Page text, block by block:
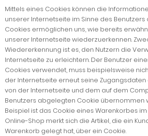
Mittels eines Cookies können die
unserer Internetseite im Sinne des
Cookies ermöglichen uns, wie bereits
unserer Internetseite wiederzuerkennen.
Wiedererkennung ist es, den Nutzern die
Internetseite zu erleichtern. Der Benutzer
Cookies verwendet, muss beispielsweise
der Internetseite erneut seine
von der Internetseite und dem auf dem
Benutzers abgelegten Cookie übernommen
Beispiel ist das Cookie eines Warenkorbes
Online-Shop merkt sich die Artikel, die ein
Warenkorb gelegt hat, über ein Cookie.